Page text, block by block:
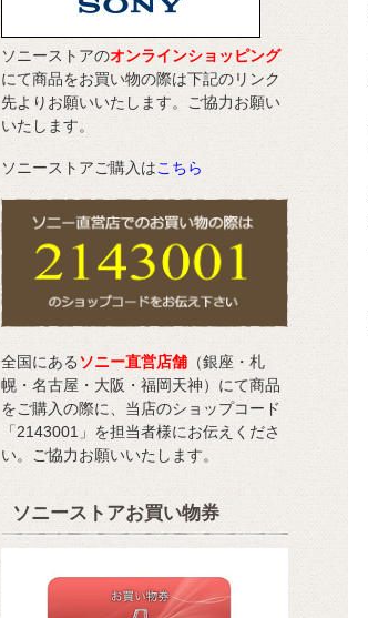
ソニーストアのオンラインショッピング
にて商品をお買い物の際は下記のリンク
先よりお願いいたします。ご協力お願い
いたします。
ソニーストアご購入はこちら
全国にあるソニー直営店舗 （銀座・札
幌・名古屋・大阪・福岡天神）にて商品
をご購入の際に、当店のショップコード
「2143001」を担当者様にお伝えくださ
い。ご協力お願いいたします。
ソニーストアお買い物券